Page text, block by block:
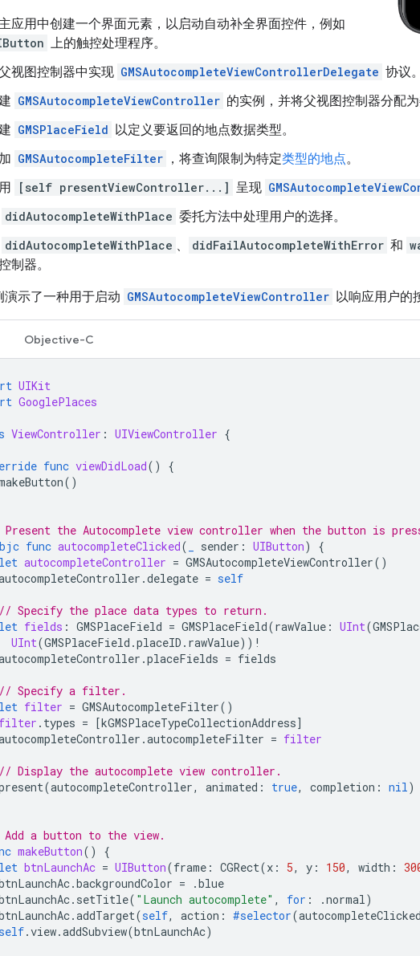
应用中创建一个界面元素，以启动自动补全界面控件，例如
上的触控处理程序。
视图控制器中实现 GMSAutocompleteViewControllerDelegate 协议。
GMSAutocompleteViewController 的实例，并将父视图控制器分配为
GMSPlaceField 以定义要返回的地点数据类型。
GMSAutocompleteFilter ，将查询限制为特定类型的地点。
[self presentViewController...] 呈现
didAutocompleteWithPlace 委托方法中处理用户的选择。
didAutocompleteWithPlace 、 didFailAutocompleteWithError 和
制器。
演示了一种用于启动 GMSAutocompleteViewController 以响应用户的
Objective-C
UIKit
GooglePlaces
ViewController : UIViewController {
func viewDidLoad()
{
()
the Autocomplete view controller when the button is
func autocompleteClicked( sender : UIButton)
{
let autocompleteController = GMSAutocompleteViewController()
.delegate = self
// Specify the place data types to return.
let fields : GMSPlaceField = GMSPlaceField(rawValue : UInt(
UInt(GMSPlaceField .placeID . rawValue)) !
.placeFields = fields
// Specify a filter.
let filter = GMSAutocompleteFilter()
filter . types = [kGMSPlaceTypeCollectionAddress]
.autocompleteFilter = filter
// Display the autocomplete view controller.
(autocompleteController, animated : true, completion : nil)
a button to the view.
makeButton()
{
let btnLaunchAc = UIButton(frame : CGRect(x : 5, y : 150, width :
.backgroundColor = .blue
. setTitle( "Launch autocomplete" , for : .normal)
.addTarget(self, action : #selector(autocompleteClicked
.view.addSubview(btnLaunchAc)